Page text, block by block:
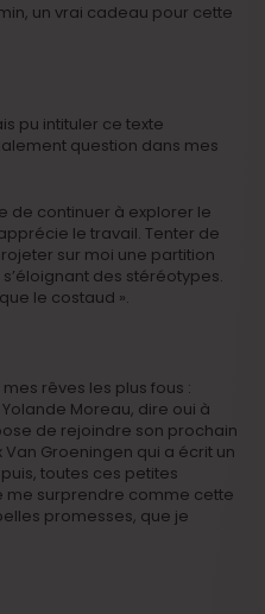
un vrai cadeau pour cette
pu intituler ce texte
question dans mes
de continuer à explorer le
le travail. Tenter de
sur moi une partition
des stéréotypes.
le costaud ».
rêves les plus fous :
Moreau, dire oui à
de rejoindre son prochain
Groeningen qui a écrit un
toutes ces petites
me surprendre comme cette
promesses, que je